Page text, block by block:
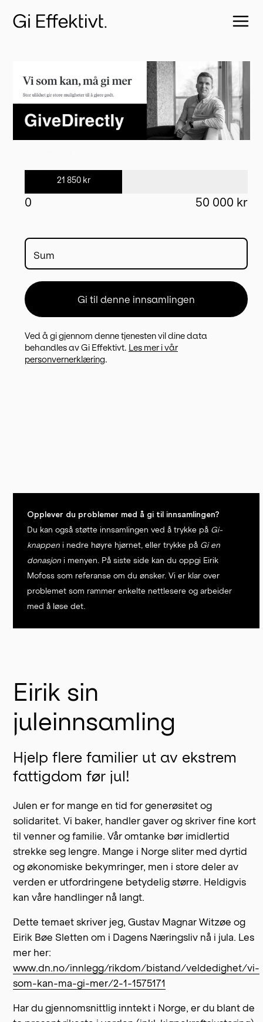
Eirik sin
juleinnsamling
Hjelp flere familier ut av ekstrem
fattigdom før jul!
Julen er for mange en tid for generøsitet og
solidaritet. Vi baker, handler gaver og skriver fine kort
til venner og familie. Vår omtanke bør imidlertid
strekke seg lengre. Mange i Norge sliter med dyrtid
og økonomiske bekymringer, men i store deler av
verden er utfordringene betydelig større. Heldigvis
kan våre handlinger nå langt.
Dette temaet skriver jeg, Gustav Magnar Witzøe og
Eirik Bøe Sletten om i Dagens Næringsliv nå i jula. Les
mer her:
www.dn.no/innlegg/rikdom/bistand/veldedighet/vi-
som-kan-ma-gi-mer/2-1-1575171
Har du gjennomsnittlig inntekt i Norge, er du blant de
Opplever du problemer med å gi til innsamlingen?
Du kan også støtte innsamlingen ved å trykke på Gi-
knappen i nedre høyre hjørnet, eller trykke på Gi en
donasjon i menyen. På siste side kan du oppgi Eirik
Mofoss som referanse om du ønsker. Vi er klar over
problemet som rammer enkelte nettlesere og arbeider
med å løse det.